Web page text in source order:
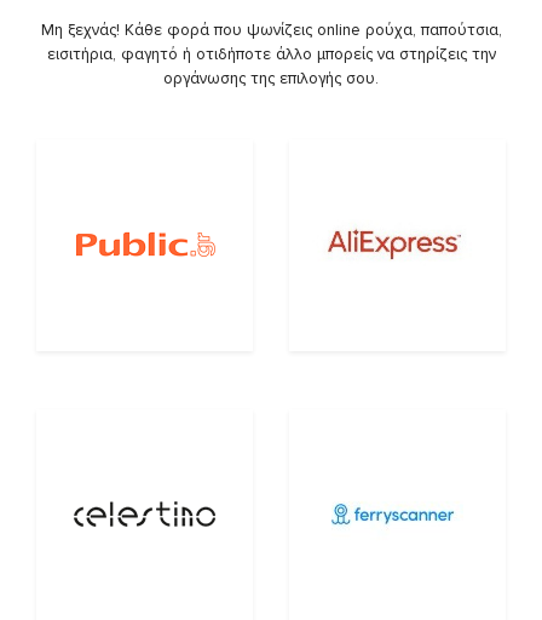
Μη ξεχνάς! Κάθε φορά που ψωνίζεις online ρούχα, παπούτσια,
εισιτήρια, φαγητό ή οτιδήποτε άλλο μπορείς να στηρίζεις την
οργάνωσης της επιλογής σου.